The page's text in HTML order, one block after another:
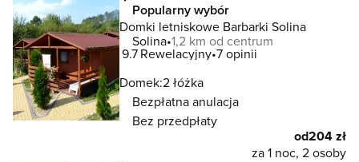
Popularny wybór
Domki letniskowe Barbarki Solina
Solina 1,2 km od centrum
9.7Rewelacyjny 7 opinii
Domek:2 łóżka
Bezpłatna anulacja
Bez przedpłaty
od204 zł
za 1 noc, 2 osoby